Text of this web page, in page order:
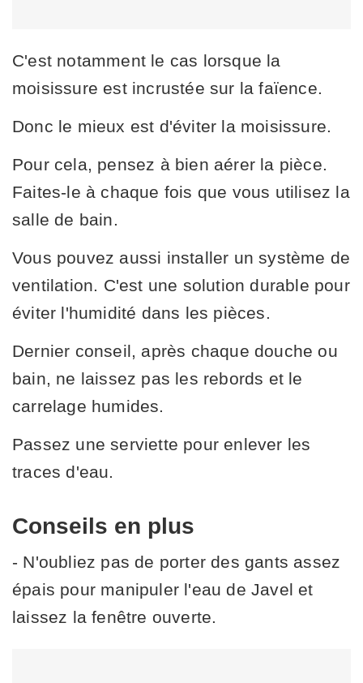
C'est notamment le cas lorsque la
moisissure est incrustée sur la faïence.
Donc le mieux est d'éviter la moisissure.
Pour cela, pensez à bien aérer la pièce.
Faites-le à chaque fois que vous utilisez la
salle de bain.
Vous pouvez aussi installer un système de
ventilation. C'est une solution durable pour
éviter l'humidité dans les pièces.
Dernier conseil, après chaque douche ou
bain, ne laissez pas les rebords et le
carrelage humides.
Passez une serviette pour enlever les
traces d'eau.
Conseils en plus
- N'oubliez pas de porter des gants assez
épais pour manipuler l'eau de Javel et
laissez la fenêtre ouverte.